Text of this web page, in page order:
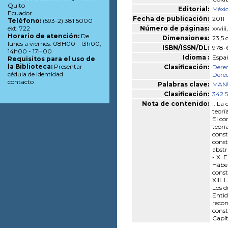
Editorial:
Fecha de publicación: 2011
Número de páginas:
Dimensiones: 23,5
ISBN/ISSN/DL: 978-
Idioma :
Clasificación:
Palabras clave:
Clasificación:
Nota de contenido: I. La
El
- X.
XIII.
Los
Quito
Ecuador
Teléfono: (593-2) 381 5000
ext. 722
Horario de atención: De
lunes a viernes: 08H00 - 13h00,
14h00 - 17H00
Requisitos para el uso de
la Biblioteca: Presentar
cédula de identidad
contacto